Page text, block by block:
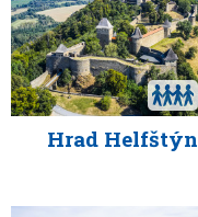
Hrad Helfštýn